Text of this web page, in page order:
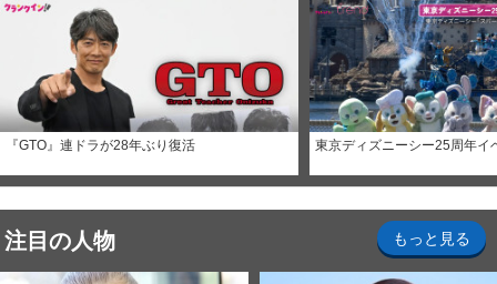
『GTO』連ドラが28年ぶり復活 東京ディズニーシー25周年イ
注目の人物 もっと見る